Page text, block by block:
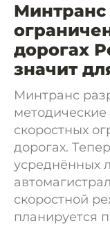
Минтранс
дорогах
значит
Минтранс
скоростных
дорогах.
усреднённых
скоростной
планируется